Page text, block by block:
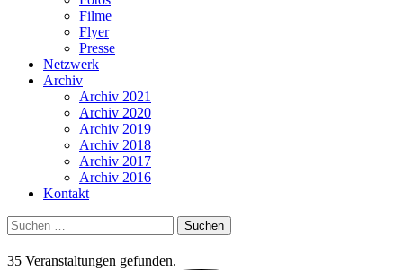
Filme
Flyer
Presse
Netzwerk
Archiv
Archiv 2021
Archiv 2020
Archiv 2019
Archiv 2018
Archiv 2017
Archiv 2016
Kontakt
Suchen
nach:
35 Veranstaltungen gefunden.